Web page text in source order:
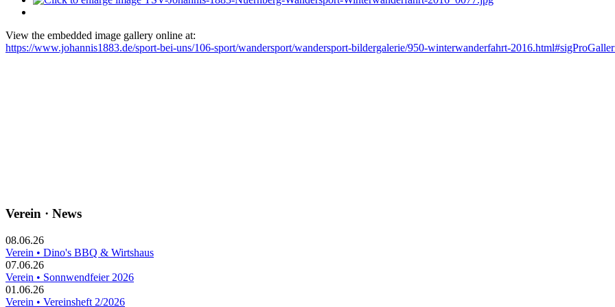
View the embedded image gallery online at:
https://www.johannis1883.de/sport-bei-uns/106-sport/wandersport/wandersport-bildergalerie/950-winterwanderfahrt-
Verein · News
08.06.26
Verein • Dino's BBQ & Wirtshaus
07.06.26
Verein • Sonnwendfeier 2026
01.06.26
Verein • Vereinsheft 2/2026